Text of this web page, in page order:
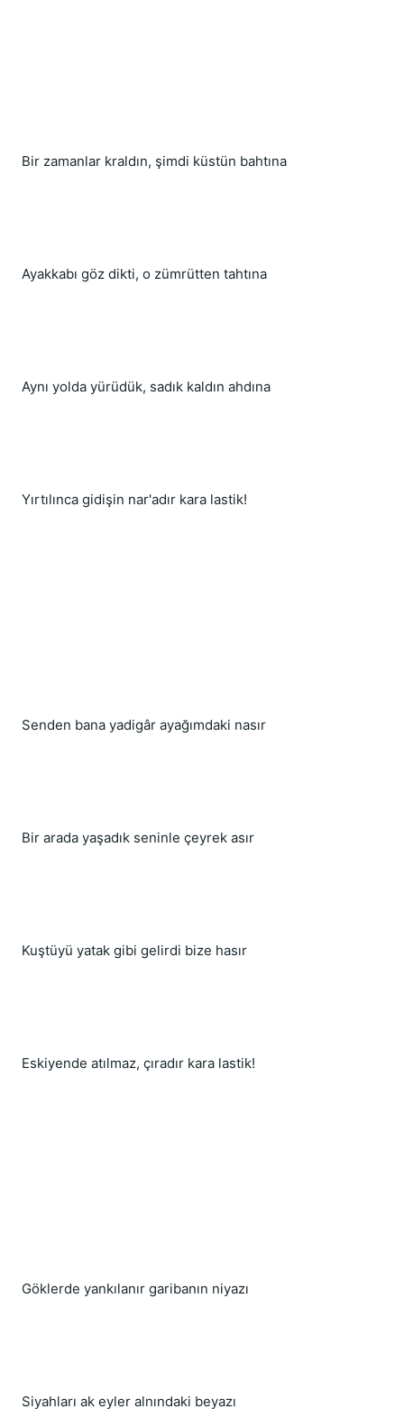
Bir zamanlar kraldın, şimdi küstün bahtına
Ayakkabı göz dikti, o zümrütten tahtına
Aynı yolda yürüdük, sadık kaldın ahdına
Yırtılınca gidişin nar'adır kara lastik!
Senden bana yadigâr ayağımdaki nasır
Bir arada yaşadık seninle çeyrek asır
Kuştüyü yatak gibi gelirdi bize hasır
Eskiyende atılmaz, çıradır kara lastik!
Göklerde yankılanır garibanın niyazı
Siyahları ak eyler alnındaki beyazı